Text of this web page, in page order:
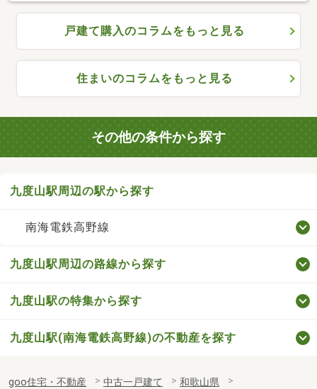
戸建て購入のコラムをもっと見る
住まいのコラムをもっと見る
その他の条件から探す
九度山駅周辺の駅から探す
南海電鉄高野線
九度山駅周辺の路線から探す
九度山駅の特集から探す
九度山駅(南海電鉄高野線)の不動産を探す
goo住宅・不動産 中古一戸建て
和歌山県